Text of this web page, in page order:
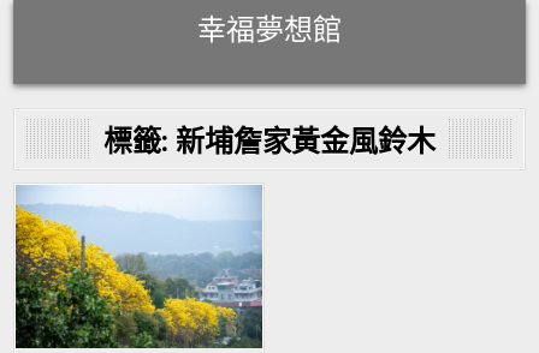
幸福夢想館
標籤: 新埔詹家黃金風鈴木
Posted
in